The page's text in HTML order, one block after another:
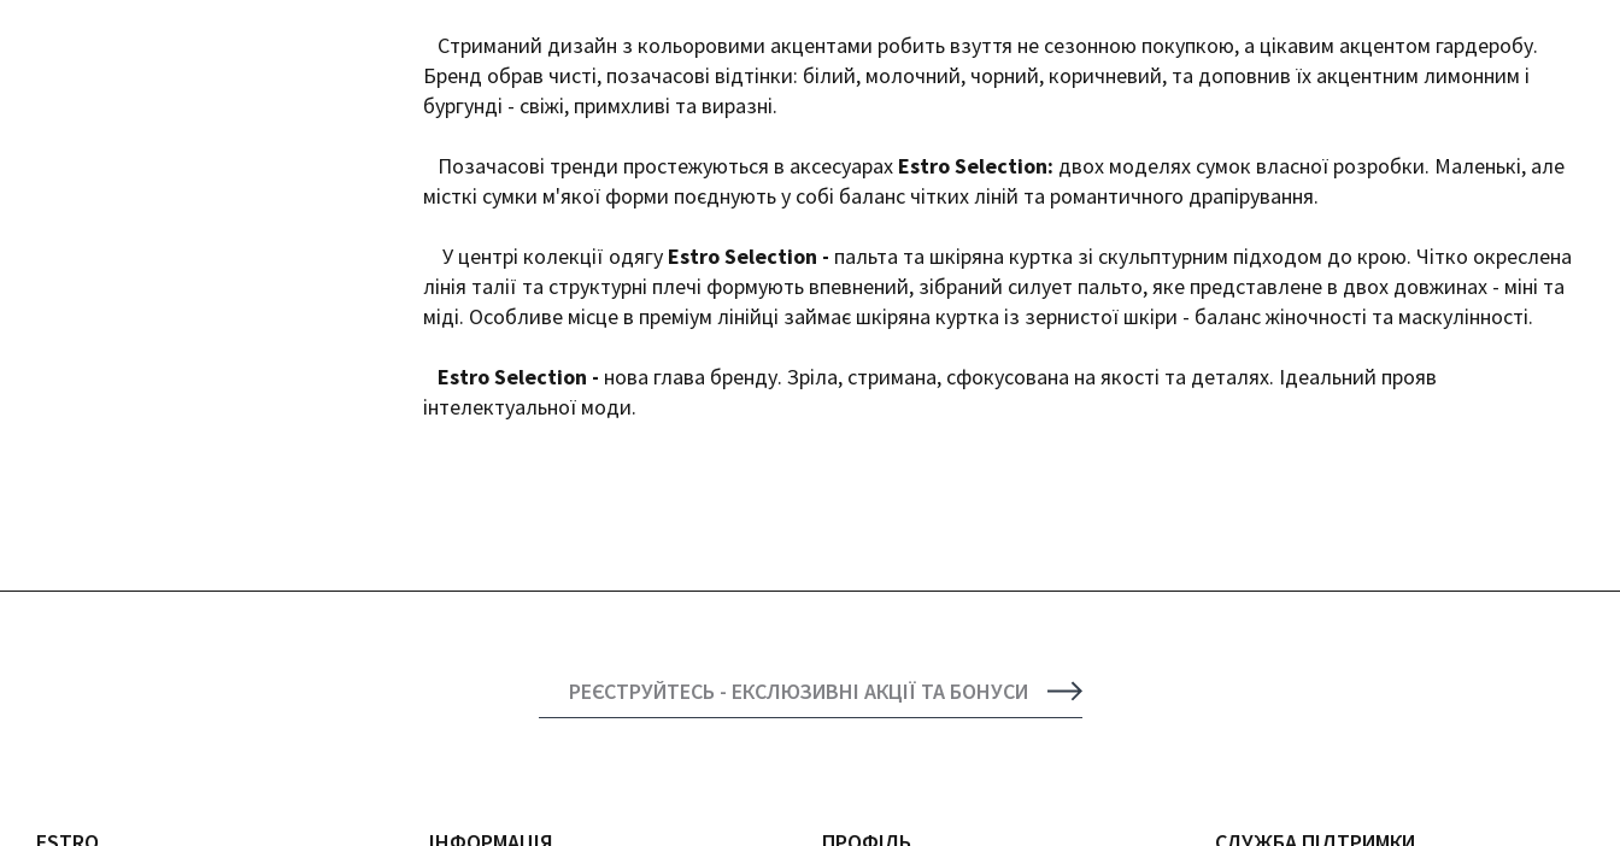
Стриманий дизайн з кольоровими акцентами робить взуття не сезонною покупкою, а цікавим акцентом гардеробу.
Бренд обрав чисті, позачасові відтінки: білий, молочний, чорний, коричневий, та доповнив їх акцентним лимонним і
бургунді - свіжі, примхливі та виразні.
Позачасові тренди простежуються в аксесуарах Estro Selection: двох моделях сумок власної розробки. Маленькі, але
місткі сумки м'якої форми поєднують у собі баланс чітких ліній та романтичного драпірування.
У центрі колекції одягу Estro Selection - пальта та шкіряна куртка зі скульптурним підходом до крою. Чітко окреслена
лінія талії та структурні плечі формують впевнений, зібраний силует пальто, яке представлене в двох довжинах - міні та
міді. Особливе місце в преміум лінійці займає шкіряна куртка із зернистої шкіри - баланс жіночності та маскулінності.
Estro Selection - нова глава бренду. Зріла, стримана, сфокусована на якості та деталях. Ідеальний прояв
інтелектуальної моди.
РЕЄСТРУЙТЕСЬ - ЕКСЛЮЗИВНІ АКЦІЇ ТА БОНУСИ